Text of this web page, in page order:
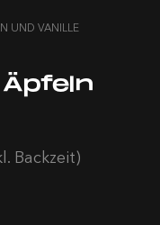
UND VANILLE
Backzeit)